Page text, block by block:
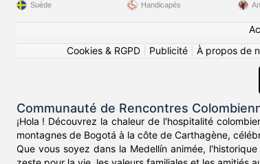
Suède Handicapés
Cookies & RGPD| Publicité| À propos de
Communauté de Rencontres
¡Hola ! Découvrez la chaleur de l'hospitalité
montagnes de Bogotá à la côte de Carthagène,
Que vous soyez dans la Medellín animée,